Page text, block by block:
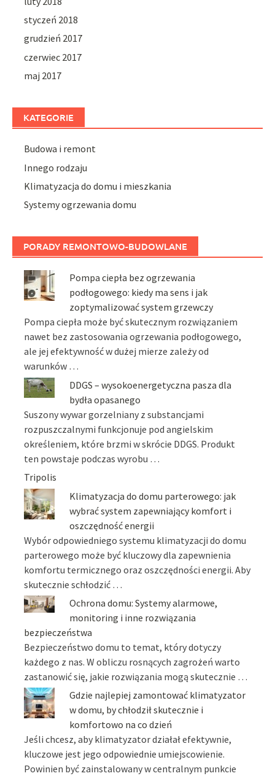
styczeń 2018
grudzień 2017
czerwiec 2017
maj 2017
KATEGORIE
Budowa i remont
Innego rodzaju
Klimatyzacja do domu i mieszkania
Systemy ogrzewania domu
PORADY REMONTOWO-BUDOWLANE
Pompa ciepła bez ogrzewania
podłogowego: kiedy ma sens i jak
zoptymalizować system grzewczy
Pompa ciepła może być skutecznym rozwiązaniem
nawet bez zastosowania ogrzewania podłogowego,
ale jej efektywność w dużej mierze zależy od
warunków …
DDGS – wysokoenergetyczna pasza dla
bydła opasanego
Suszony wywar gorzelniany z substancjami
rozpuszczalnymi funkcjonuje pod angielskim
określeniem, które brzmi w skrócie DDGS. Produkt
ten powstaje podczas wyrobu …
Tripolis
Klimatyzacja do domu parterowego: jak
wybrać system zapewniający komfort i
oszczędność energii
Wybór odpowiedniego systemu klimatyzacji do domu
parterowego może być kluczowy dla zapewnienia
komfortu termicznego oraz oszczędności energii. Aby
skutecznie schłodzić …
Ochrona domu: Systemy alarmowe,
monitoring i inne rozwiązania
bezpieczeństwa
Bezpieczeństwo domu to temat, który dotyczy
każdego z nas. W obliczu rosnących zagrożeń warto
zastanowić się, jakie rozwiązania mogą skutecznie …
Gdzie najlepiej zamontować klimatyzator
w domu, by chłodził skutecznie i
komfortowo na co dzień
Jeśli chcesz, aby klimatyzator działał efektywnie,
kluczowe jest jego odpowiednie umiejscowienie.
Powinien być zainstalowany w centralnym punkcie